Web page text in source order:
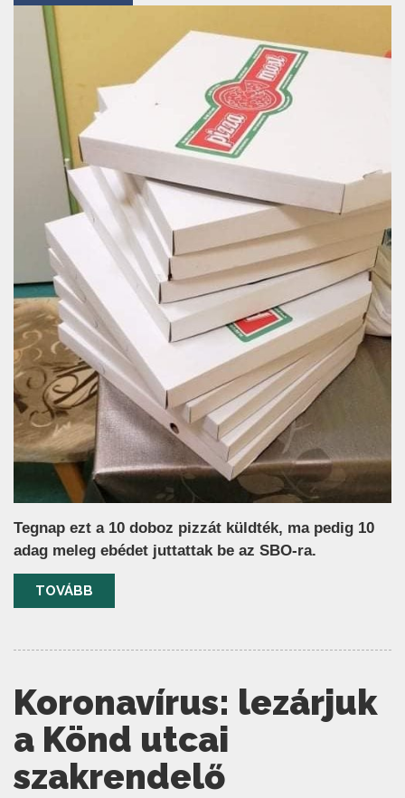
Tegnap ezt a 10 doboz pizzát küldték, ma pedig 10
adag meleg ebédet juttattak be az SBO-ra.
TOVÁBB
Koronavírus: lezárjuk
a Könd utcai
szakrendelő